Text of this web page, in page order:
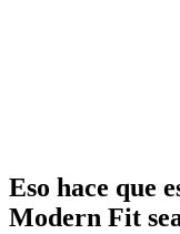
Eso hace que
Modern Fit